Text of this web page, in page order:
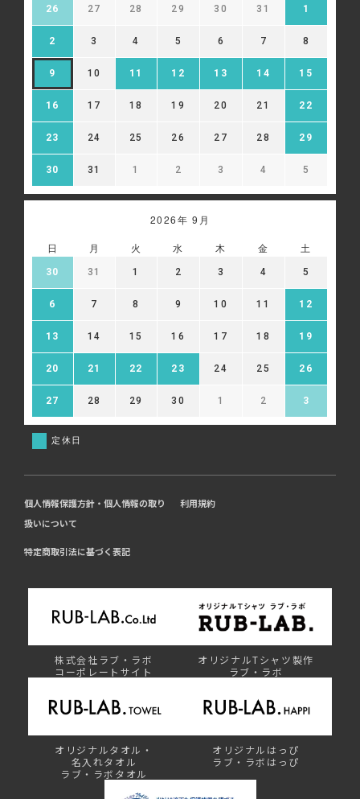
26 27 28 29 30 31 1
2 3 4 5 6 7 8
9 10 11 12 13 14 15
16 17 18 19 20 21 22
23 24 25 26 27 28 29
30 31 1 2 3 4 5
2026年 9月
日 月 火 水 木 金 土
30 31 1 2 3 4 5
6 7 8 9 10 11 12
13 14 15 16 17 18 19
20 21 22 23 24 25 26
27 28 29 30 1 2 3
定休日
個人情報保護方針・個人情報の取り
扱いについて
利用規約
特定商取引法に基づく表記
株式会社ラブ・ラボ
コーポレートサイト
オリジナルTシャツ製作
ラブ・ラボ
オリジナルタオル・
名入れタオル
ラブ・ラボタオル
オリジナルはっぴ
ラブ・ラボはっぴ